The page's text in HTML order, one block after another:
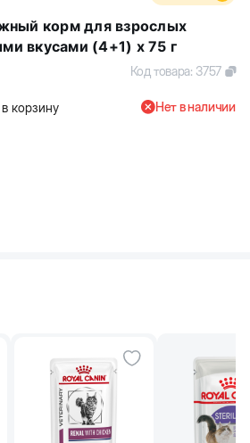
корм для взрослых
вкусами (4+1) x 75 г
Код товара: 3757
корзину
корзину
Нет в наличии